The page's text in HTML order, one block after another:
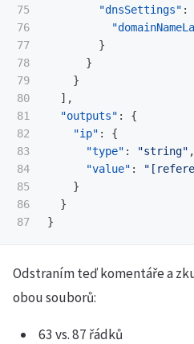
75
76
77
78
79
80
81
82
83
84
85
86
"dnsSettings" :
}
}
}
],
"outputs" :
{
"ip" :
{
"type" : "string" ,
"value" :
}
}
}
Odstraním teď komentáře a
obou souborů:
63 vs. 87 řádků